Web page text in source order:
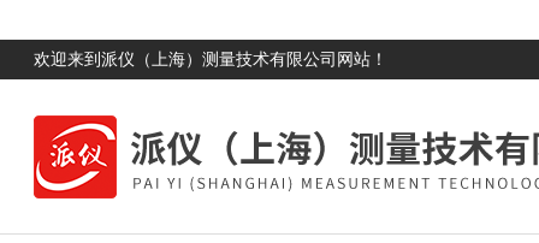
欢迎来到派仪（上海）测量技术有限公司网站！